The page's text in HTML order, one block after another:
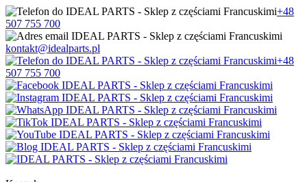
+48
507 755 700
kontakt@idealparts.pl
+48
507 755 700